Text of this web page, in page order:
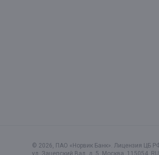
© 2026, ПАО «Норвик Банк». Лицензия ЦБ
ул. Зацепский Вал, д. 5
Москва 115054 RU